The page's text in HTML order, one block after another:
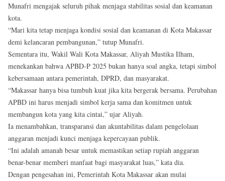
Munafri mengajak seluruh pihak menjaga stabilitas sosial dan keamanan
kota.
“Mari kita tetap menjaga kondisi sosial dan keamanan di Kota Makassar
demi kelancaran pembangunan,” tutup Munafri.
Sementara itu, Wakil Wali Kota Makassar, Aliyah Mustika Ilham,
menekankan bahwa APBD-P 2025 bukan hanya soal angka, tetapi simbol
kebersamaan antara pemerintah, DPRD, dan masyarakat.
“Makassar hanya bisa tumbuh kuat jika kita bergerak bersama. Perubahan
APBD ini harus menjadi simbol kerja sama dan komitmen untuk
membangun kota yang kita cintai,” ujar Aliyah.
Ia menambahkan, transparansi dan akuntabilitas dalam pengelolaan
anggaran menjadi kunci menjaga kepercayaan publik.
“Ini adalah amanah besar untuk memastikan setiap rupiah anggaran
benar-benar memberi manfaat bagi masyarakat luas,” kata dia.
Dengan pengesahan ini, Pemerintah Kota Makassar akan mulai